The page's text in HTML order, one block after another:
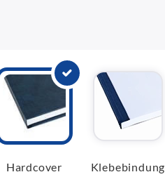
Hardcover Klebebindung